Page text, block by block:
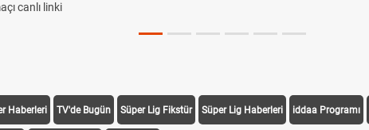
canlı linki
Haberleri TV'de Bugün Süper Lig Fikstür Süper Lig Haberleri iddaa Programı